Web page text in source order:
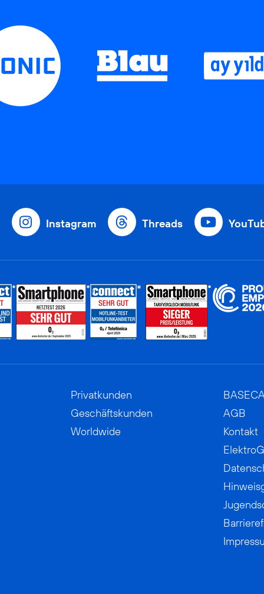
Instagram Threads
Privatkunden
Geschäftskunden
Worldwide
AGB
Kontakt